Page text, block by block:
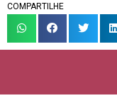
COMPARTILHE